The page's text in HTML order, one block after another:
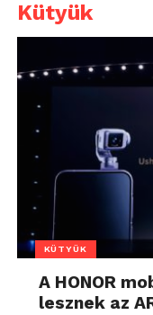
Kütyük
KÜTYÜK
A HONOR
lesznek az